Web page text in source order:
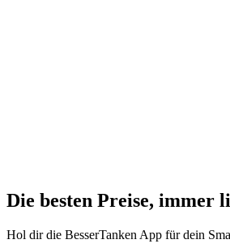
Die besten Preise, immer
Hol dir die BesserTanken App für dein